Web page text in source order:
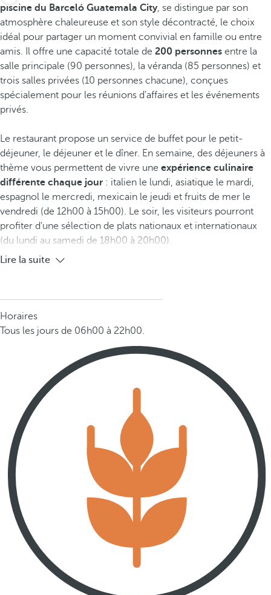
piscine du Barceló Guatemala City, se distingue par son
atmosphère chaleureuse et son style décontracté, le choix
idéal pour partager un moment convivial en famille ou entre
amis. Il offre une capacité totale de 200 personnes entre la
salle principale (90 personnes), la véranda (85 personnes) et
trois salles privées (10 personnes chacune), conçues
spécialement pour les réunions d'affaires et les événements
privés.
Le restaurant propose un service de buffet pour le petit-
déjeuner, le déjeuner et le dîner. En semaine, des déjeuners à
thème vous permettent de vivre une expérience culinaire
différente chaque jour : italien le lundi, asiatique le mardi,
espagnol le mercredi, mexicain le jeudi et fruits de mer le
vendredi (de 12h00 à 15h00). Le soir, les visiteurs pourront
profiter d'une sélection de plats nationaux et internationaux
(du lundi au samedi de 18h00 à 20h00).
Lire la suite
Horaires
Tous les jours de 06h00 à 22h00.